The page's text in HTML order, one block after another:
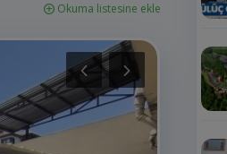
Okuma listesine ekle